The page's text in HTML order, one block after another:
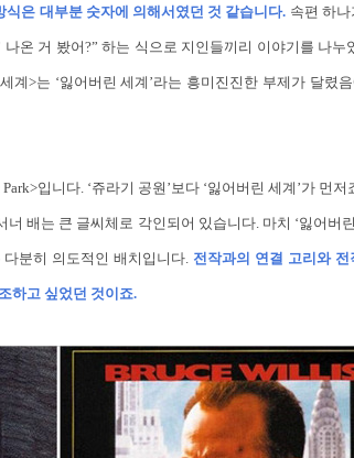
은 대부분 숫자에 의해서였던 것 같습니다. 속편 하
나온 거 봤어?” 하는 식으로 지인들끼리 이야기를 나누
계>는 ‘잃어버린 세계’라는 흥미진진한 부제가 달렸
입니다. ‘쥬라기 공원’보다 ‘잃어버린 세계’가 먼저
배는 큰 글씨체로 각인되어 있습니다. 마치 ‘잃어버
다분히 의도적인 배치입니다. 전작과의 연결 고리와 전
하고 싶었던 것이죠.